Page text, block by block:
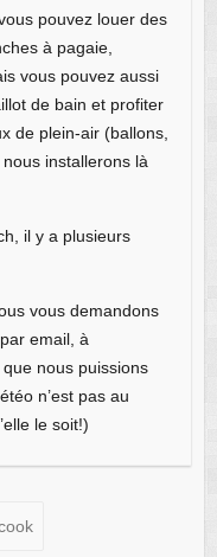
pouvez louer des
à pagaie,
vous pouvez aussi
de bain et profiter
de plein-air (ballons,
installerons là
il y a plusieurs
vous demandons
email, à
nous puissions
n’est pas au
le soit!)